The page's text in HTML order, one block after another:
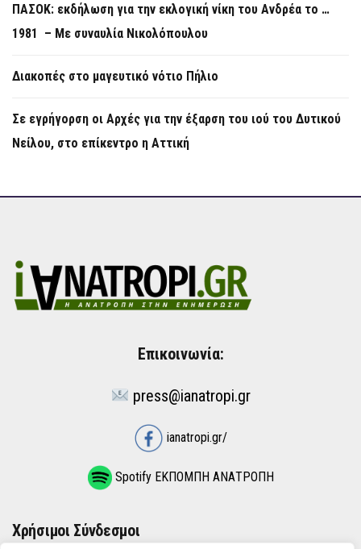
ΠΑΣΟΚ: εκδήλωση για την εκλογική νίκη του Ανδρέα το …
1981 – Με συναυλία Νικολόπουλου
Διακοπές στο μαγευτικό νότιο Πήλιο
Σε εγρήγορση οι Αρχές για την έξαρση του ιού του Δυτικού
Νείλου, στο επίκεντρο η Αττική
Επικοινωνία:
press@ianatropi.gr
ianatropi.gr/
Spotify ΕΚΠΟΜΠΗ ΑΝΑΤΡΟΠΗ
Χρήσιμοι Σύνδεσμοι